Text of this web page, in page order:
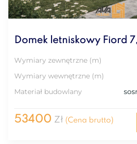
Domek letniskowy Fiord
Wymiary zewnętrzne (m)
Wymiary wewnętrzne (m)
Materiał budowlany
53400 Zł (Cena brutto)